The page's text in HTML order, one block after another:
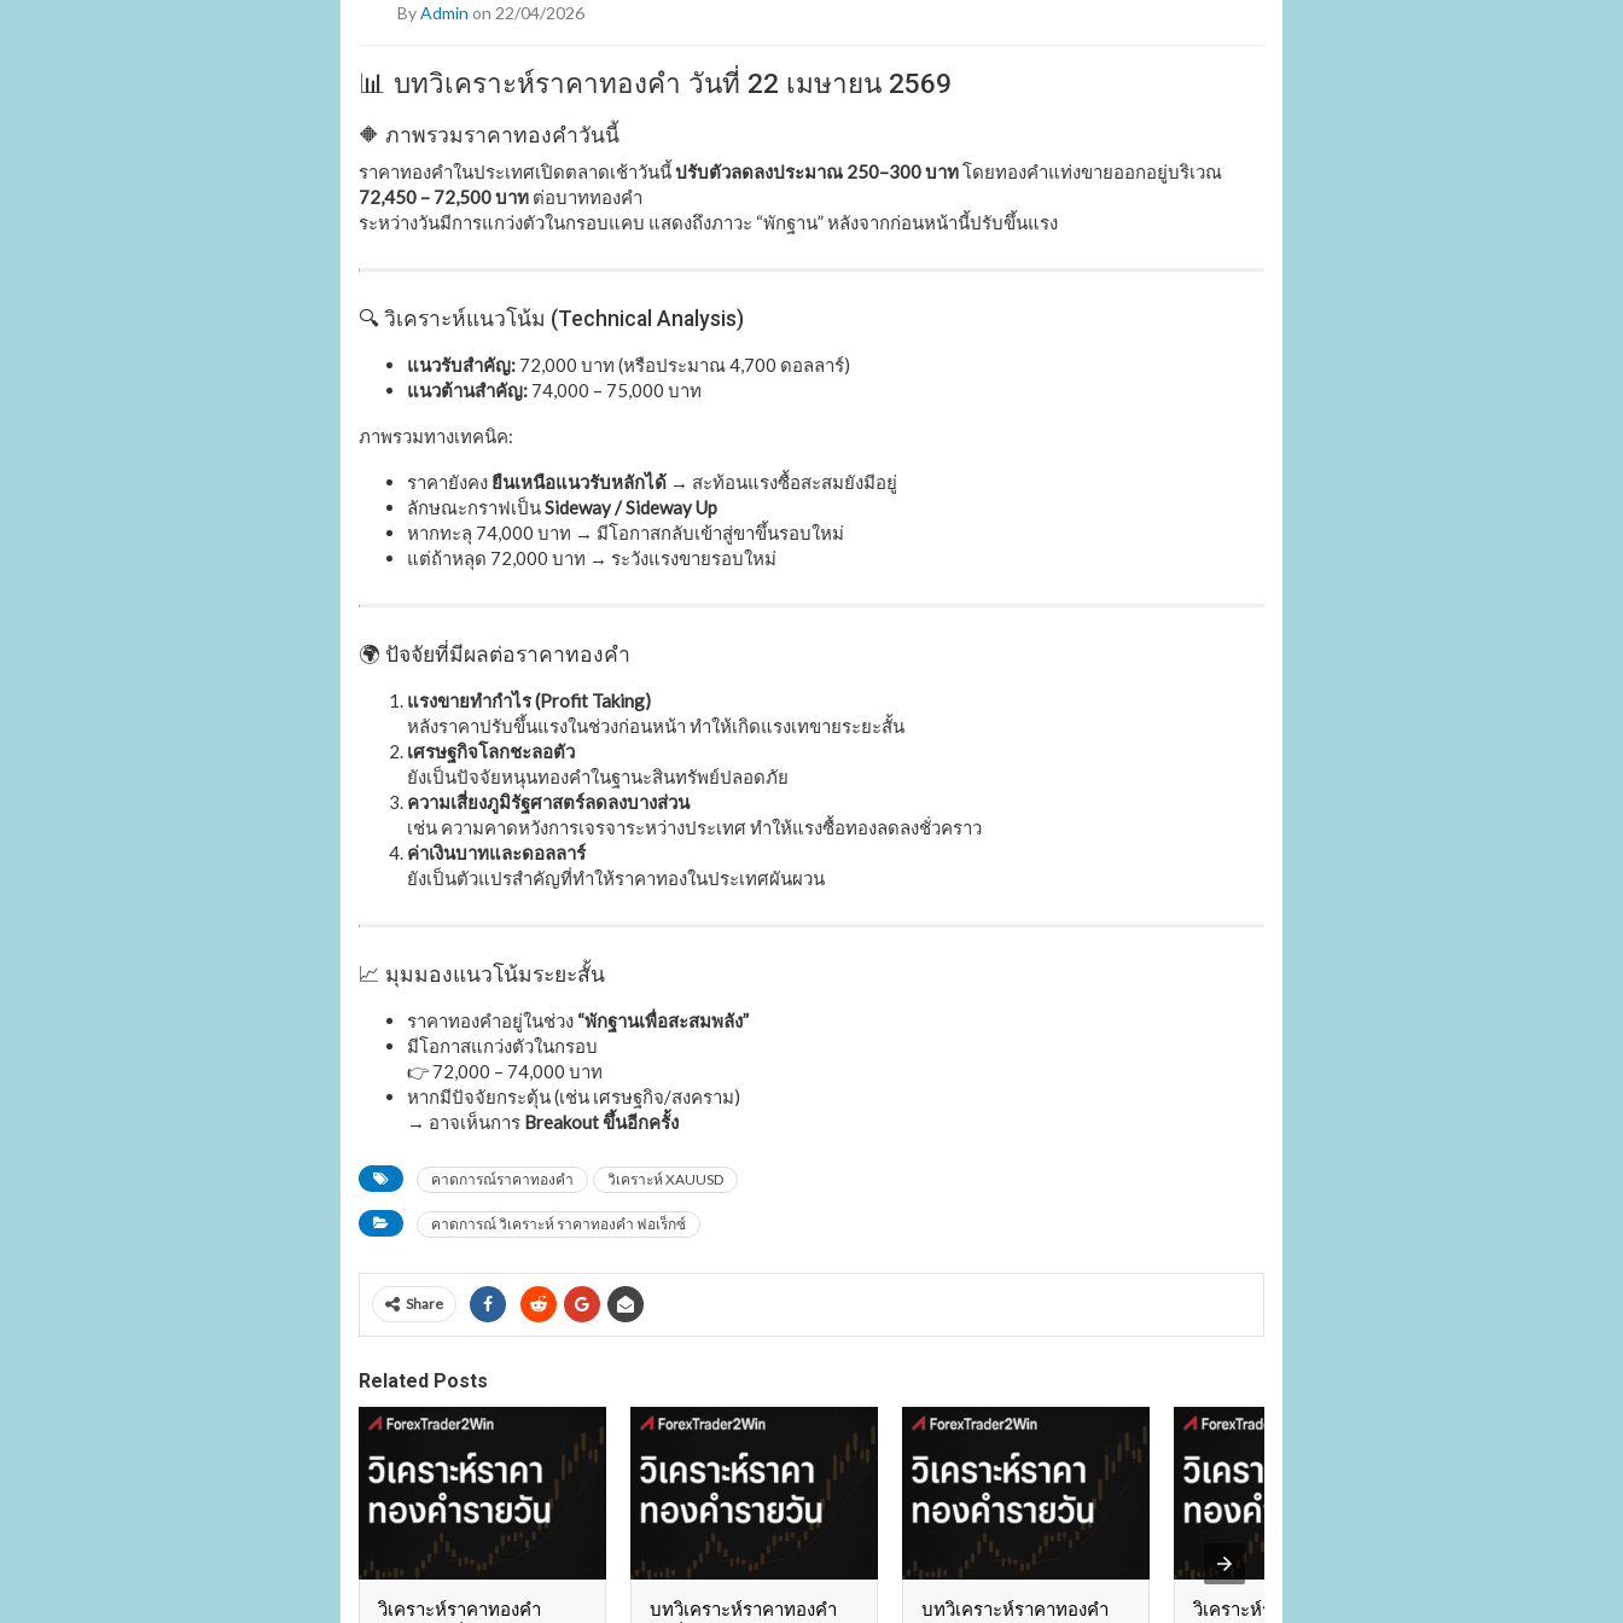
ByAdmin on 22/04/2026
📊 บทวิเคราะห์ราคาทองคำ วันที่ 22 เมษายน 2569
🔶 ภาพรวมราคาทองคำวันนี้
ราคาทองคำในประเทศเปิดตลาดเช้าวันนี้ปรับตัวลดลงประมาณ 250–300 บาทโดยทองคำแท่งขายออกอยู่บริเวณ
72,450 – 72,500 บาท ต่อบาททองคำ
ระหว่างวันมีการแกว่งตัวในกรอบแคบ แสดงถึงภาวะ “พักฐาน” หลังจากก่อนหน้านี้ปรับขึ้นแรง
🔍 วิเคราะห์แนวโน้ม (Technical Analysis)
แนวรับสำคัญ: 72,000 บาท (หรือประมาณ 4,700 ดอลลาร์)
แนวต้านสำคัญ: 74,000 – 75,000 บาท
ภาพรวมทางเทคนิค:
ราคายังคง ยืนเหนือแนวรับหลักได้ → สะท้อนแรงซื้อสะสมยังมีอยู่
ลักษณะกราฟเป็นSideway / Sideway Up
หากทะลุ 74,000 บาท → มีโอกาสกลับเข้าสู่ขาขึ้นรอบใหม่
แต่ถ้าหลุด 72,000 บาท → ระวังแรงขายรอบใหม่
🌍 ปัจจัยที่มีผลต่อราคาทองคำ
แรงขายทำกำไร (Profit Taking)
หลังราคาปรับขึ้นแรงในช่วงก่อนหน้า ทำให้เกิดแรงเทขายระยะสั้น
เศรษฐกิจโลกชะลอตัว
ยังเป็นปัจจัยหนุนทองคำในฐานะสินทรัพย์ปลอดภัย
ความเสี่ยงภูมิรัฐศาสตร์ลดลงบางส่วน
เช่น ความคาดหวังการเจรจาระหว่างประเทศ ทำให้แรงซื้อทองลดลงชั่วคราว
ค่าเงินบาทและดอลลาร์
ยังเป็นตัวแปรสำคัญที่ทำให้ราคาทองในประเทศผันผวน
📈 มุมมองแนวโน้มระยะสั้น
ราคาทองคำอยู่ในช่วง “พักฐานเพื่อสะสมพลัง”
มีโอกาสแกว่งตัวในกรอบ
👉 72,000 – 74,000 บาท
หากมีปัจจัยกระตุ้น (เช่น เศรษฐกิจ/สงคราม)
→ อาจเห็นการ Breakout ขึ้นอีกครั้ง
คาดการณ์ราคาทองคำ วิเคราะห์ XAUUSD
คาดการณ์ วิเคราะห์ ราคาทองคำ ฟอเร็กซ์
Share
Related Posts
วิเคราะห์ราคาทองคำ บทวิเคราะห์ราคาทองคำ บทวิเคราะห์ราคาทองคำ วิเคราะห์ราคาทองคำวันที่